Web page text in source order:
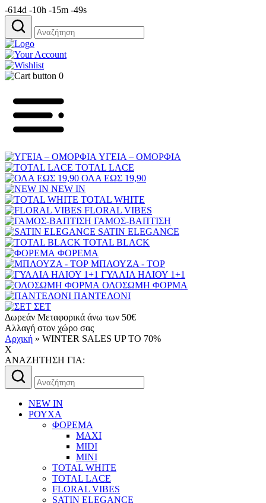
-614d -10h -15m -49s
Αναζήτηση
για:
0
ΥΓΕΙΑ – ΟΜΟΡΦΙΑ
TOTAL LACE
ΟΛΑ ΕΩΣ 19,90
NEW IN
TOTAL WHITE
FLORAL VIBES
ΓΑΜΟΣ-ΒΑΠΤΙΣΗ
SATIN ELEGANCE
TOTAL BLACK
ΦΟΡΕΜΑ
ΜΠΛΟΥΖΑ - TOP
ΓΥΑΛΙΑ ΗΛΙΟΥ 1+1
ΟΛΟΣΩΜΗ ΦΟΡΜΑ
ΠΑΝΤΕΛΟΝΙ
ΣΕΤ
Δωρεάν Μεταφορικά άνω των 50€
Αλλαγή στον χώρο σας
Αρχική » WINTER SALES UP TO 70%
X
AΝΑΖΗΤΗΣΗ ΓΙΑ:
Αναζήτηση
για:
NEW IN
ΡΟΥΧΑ
ΦΟΡΕΜΑ
MAXI
MIDI
MINI
TOTAL WHITE
TOTAL LACE
FLORAL VIBES
SATIN ELEGANCE